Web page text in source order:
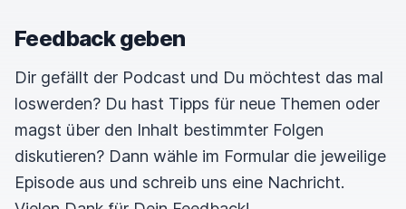
Feedback geben
Dir gefällt der Podcast und Du möchtest das mal
loswerden? Du hast Tipps für neue Themen oder
magst über den Inhalt bestimmter Folgen
diskutieren? Dann wähle im Formular die jeweilige
Episode aus und schreib uns eine Nachricht.